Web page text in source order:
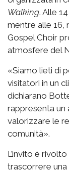
Walking. Alle
mentre alle 16,
Gospel Choir
atmosfere del
«Siamo lieti di
visitatori in un
dichiarano
rappresenta
valorizzare le
comunità».
L’invito è
trascorrere